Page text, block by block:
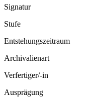
Signatur
Stufe
Entstehungszeitraum
Archivalienart
Verfertiger/-in
Ausprägung